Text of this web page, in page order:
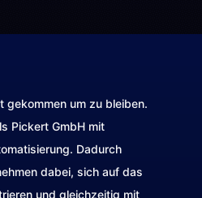
gekommen um zu bleiben.
Pickert GmbH mit
Dadurch
dabei, sich auf das
und gleichzeitig mit